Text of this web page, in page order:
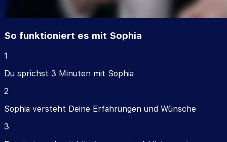
So funktioniert es mit Sophia
1
Du sprichst 3 Minuten mit Sophia
2
Sophia versteht Deine Erfahrungen und Wünsche
3